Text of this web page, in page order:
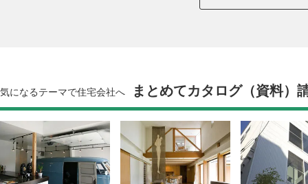
気になるテーマで住宅会社へ まとめてカタログ（資料）